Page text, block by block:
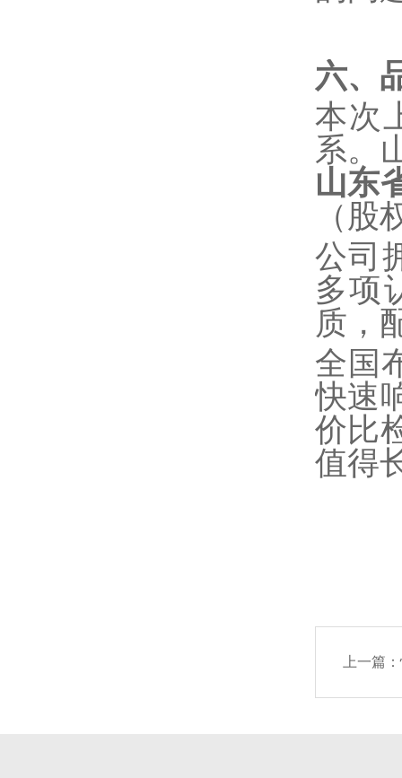
六、
本次
系。
山东
（
公司
多项
质，
全国
快速
价比
值得
上一篇：